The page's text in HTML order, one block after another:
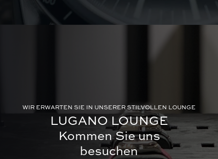
WIR ERWARTEN SIE IN UNSERER STILVOLLEN LOUNGE
LUGANO LOUNGE
Kommen Sie uns
besuchen